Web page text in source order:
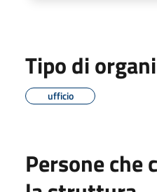
Tipo di
ufficio
Persone che